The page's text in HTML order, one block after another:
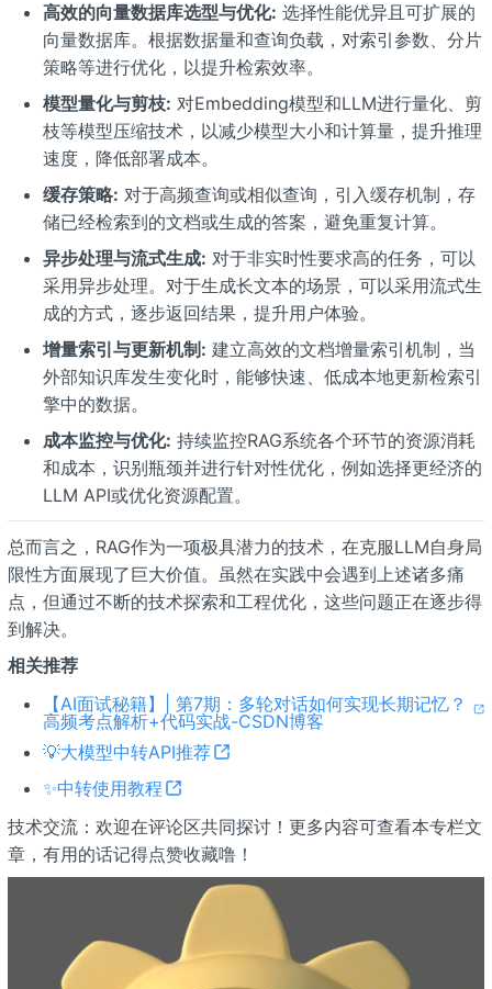
高效的向量数据库选型与优化: 选择性能优异且可扩展的
向量数据库。根据数据量和查询负载，对索引参数、分片
策略等进行优化，以提升检索效率。
模型量化与剪枝: 对Embedding模型和LLM进行量化、剪
枝等模型压缩技术，以减少模型大小和计算量，提升推理
速度，降低部署成本。
缓存策略: 对于高频查询或相似查询，引入缓存机制，存
储已经检索到的文档或生成的答案，避免重复计算。
异步处理与流式生成: 对于非实时性要求高的任务，可以
采用异步处理。对于生成长文本的场景，可以采用流式生
成的方式，逐步返回结果，提升用户体验。
增量索引与更新机制: 建立高效的文档增量索引机制，当
外部知识库发生变化时，能够快速、低成本地更新检索引
擎中的数据。
成本监控与优化: 持续监控RAG系统各个环节的资源消耗
和成本，识别瓶颈并进行针对性优化，例如选择更经济的
LLM API或优化资源配置。
总而言之，RAG作为一项极具潜力的技术，在克服LLM自身局
限性方面展现了巨大价值。虽然在实践中会遇到上述诸多痛
点，但通过不断的技术探索和工程优化，这些问题正在逐步得
到解决。
相关推荐
【AI面试秘籍】| 第7期：多轮对话如何实现长期记忆？
高频考点解析+代码实战-CSDN博客
💡大模型中转API推荐
✨中转使用教程
技术交流：欢迎在评论区共同探讨！更多内容可查看本专栏文
章，有用的话记得点赞收藏噜！